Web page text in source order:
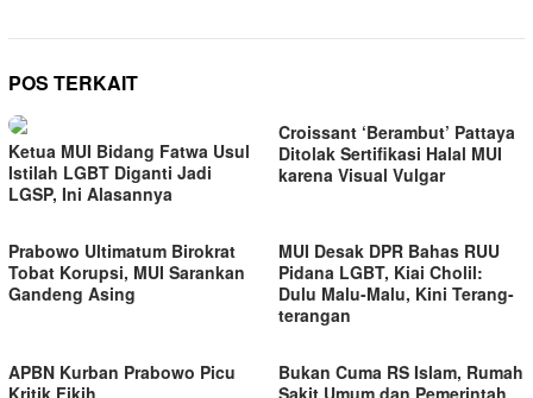
POS TERKAIT
Ketua MUI Bidang Fatwa Usul
Istilah LGBT Diganti Jadi
LGSP, Ini Alasannya
Croissant ‘Berambut’ Pattaya
Ditolak Sertifikasi Halal MUI
karena Visual Vulgar
Prabowo Ultimatum Birokrat
Tobat Korupsi, MUI Sarankan
Gandeng Asing
MUI Desak DPR Bahas RUU
Pidana LGBT, Kiai Cholil:
Dulu Malu-Malu, Kini Terang-
terangan
APBN Kurban Prabowo Picu
Kritik Fikih
Bukan Cuma RS Islam, Rumah
Sakit Umum dan Pemerintah